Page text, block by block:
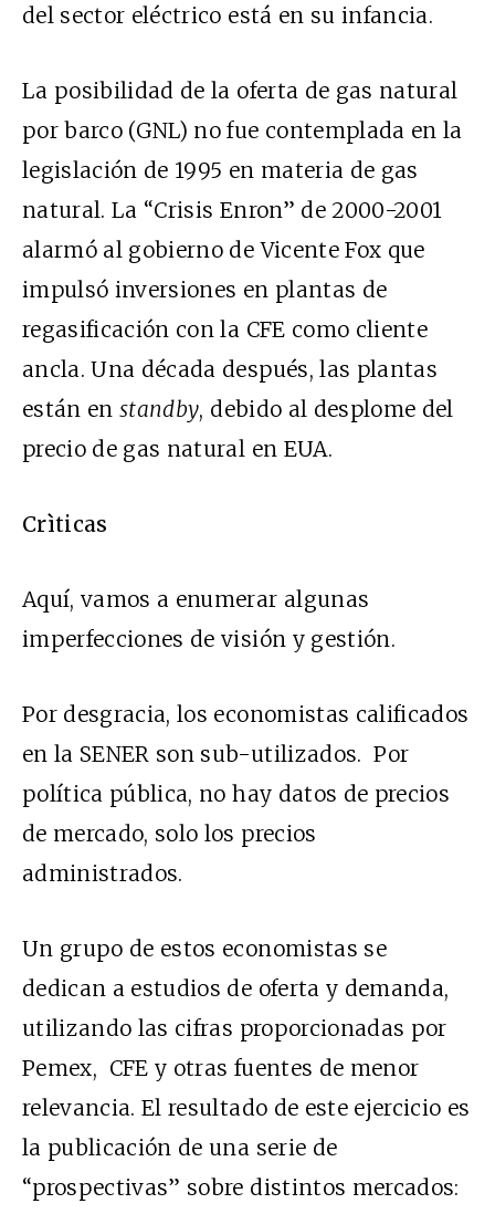
del sector eléctrico está en su infancia.
La posibilidad de la oferta de gas natural
por barco (GNL) no fue contemplada en la
legislación de 1995 en materia de gas
natural. La “Crisis Enron” de 2000-2001
alarmó al gobierno de Vicente Fox que
impulsó inversiones en plantas de
regasificación con la CFE como cliente
ancla. Una década después, las plantas
están enstandby, debido al desplome del
precio de gas natural en EUA.
Crìticas
Aquí, vamos a enumerar algunas
imperfecciones de visión y gestión.
Por desgracia, los economistas calificados
en la SENER son sub-utilizados. Por
política pública, no hay datos de precios
de mercado, solo los precios
administrados.
Un grupo de estos economistas se
dedican a estudios de oferta y demanda,
utilizando las cifras proporcionadas por
Pemex, CFE y otras fuentes de menor
relevancia. El resultado de este ejercicio es
la publicación de una serie de
“prospectivas” sobre distintos mercados: